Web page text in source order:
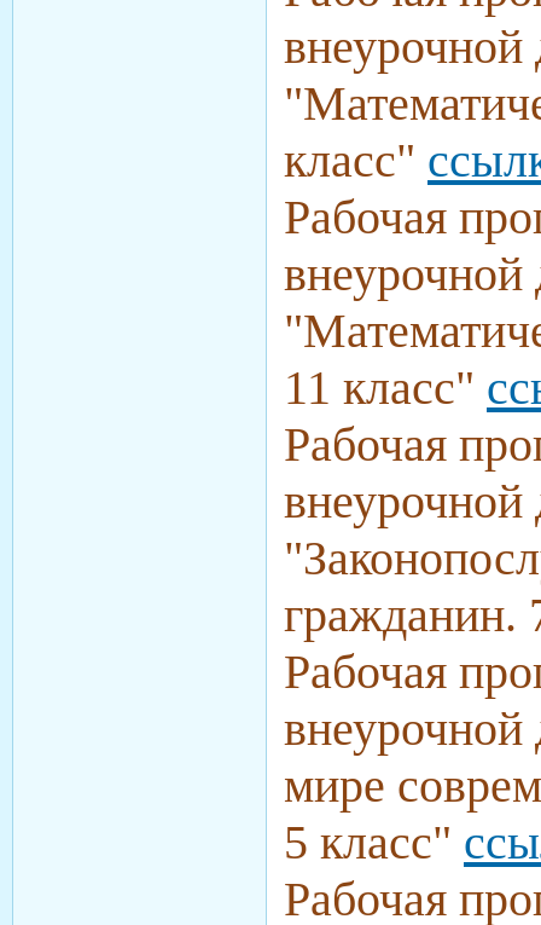
внеурочной
класс"
Рабочая
внеурочной
11 класс"
Рабочая
внеурочной
гражданин.
Рабочая
внеурочной
мире
5 класс"
Рабочая